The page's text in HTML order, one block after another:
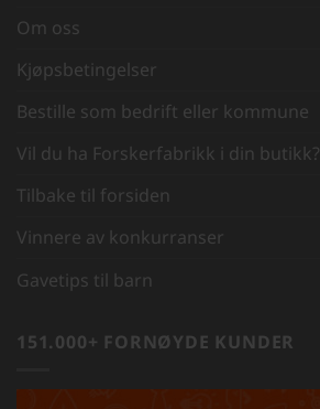
Om oss
Kjøpsbetingelser
Bestille som bedrift eller kommune
Vil du ha Forskerfabrikk i din butikk?
Tilbake til forsiden
Vinnere av konkurranser
Gavetips til barn
151.000+ FORNØYDE KUNDER